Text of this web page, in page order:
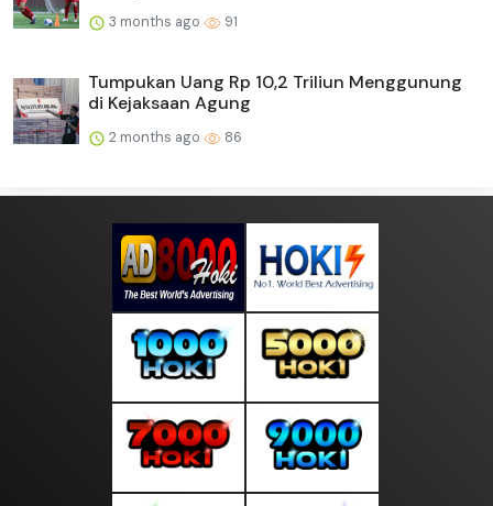
3 months ago 91
Tumpukan Uang Rp 10,2 Triliun Menggunung
di Kejaksaan Agung
2 months ago 86